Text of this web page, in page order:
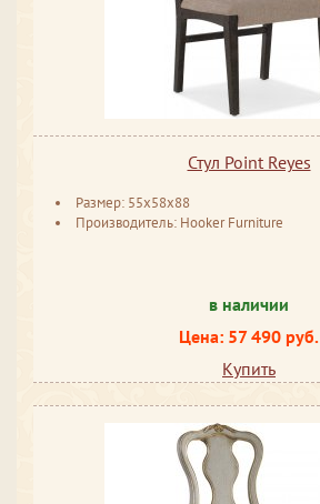
Стул Point Reyes
Размер: 55x58x88
Производитель: Hooker Furniture
в наличии
Цена: 57 490 руб.
Купить